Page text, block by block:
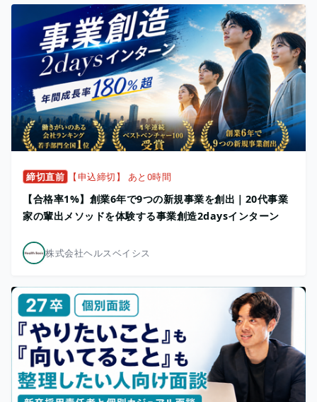
締切直前 【申込締切】 あと0時間
【合格率1%】創業6年で9つの新規事業を創出｜20代事業
家の輩出メソッドを体験する事業創造2daysインターン
株式会社ヘルスベイシス